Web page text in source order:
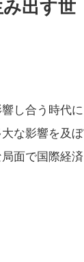
出す世
し合う時代に
な影響を及ぼ
面で国際経済